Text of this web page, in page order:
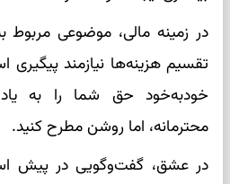
در زمینه مالی، موضوعی مربوط
تقسیم هزینه‌ها نیازمند پیگیری
خودبه‌خود حق شما را به یاد
محترمانه، اما روشن مطرح کنید.
در عشق، گفت‌وگویی در پیش